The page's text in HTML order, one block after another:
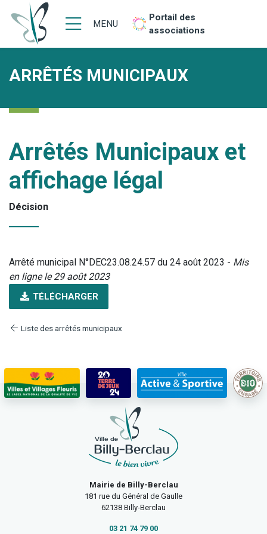
MENU
Portail des
associations
ARRÊTÉS MUNICIPAUX
Arrêtés Municipaux et
affichage légal
Décision
Arrêté municipal N°DEC23.08.24.57 du 24 août 2023 - Mis
en ligne le 29 août 2023
TÉLÉCHARGER
Liste des arrêtés municipaux
Mairie de Billy-Berclau
181 rue du Général de Gaulle
62138 Billy-Berclau
03 21 74 79 00